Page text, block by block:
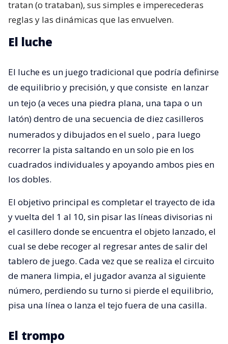
tratan (o trataban), sus simples e imperecederas
reglas y las dinámicas que las envuelven.
El luche
El luche es un juego tradicional que podría definirse
de equilibrio y precisión, y que consiste en lanzar
un tejo (a veces una piedra plana, una tapa o un
latón) dentro de una secuencia de diez casilleros
numerados y dibujados en el suelo , para luego
recorrer la pista saltando en un solo pie en los
cuadrados individuales y apoyando ambos pies en
los dobles.
El objetivo principal es completar el trayecto de ida
y vuelta del 1 al 10, sin pisar las líneas divisorias ni
el casillero donde se encuentra el objeto lanzado, el
cual se debe recoger al regresar antes de salir del
tablero de juego. Cada vez que se realiza el circuito
de manera limpia, el jugador avanza al siguiente
número, perdiendo su turno si pierde el equilibrio,
pisa una línea o lanza el tejo fuera de una casilla.
El trompo